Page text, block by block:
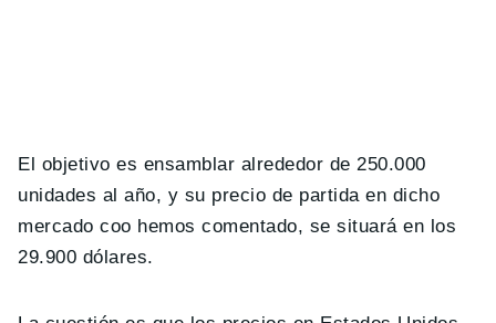
El objetivo es ensamblar alrededor de 250.000
unidades al año, y su precio de partida en dicho
mercado coo hemos comentado, se situará en los
29.900 dólares.